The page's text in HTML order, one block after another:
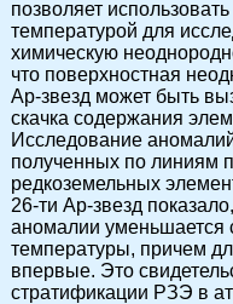
позволяет
температурой для
химическую
что поверхностная
Ар-звезд может быть
скачка содержания
Исследование
полученных по линиям
редкоземельных
26-ти Ар-звезд
аномалии уменьшается
температуры, причем
впервые. Это
стратификации РЗЭ в